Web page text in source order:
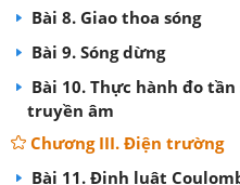
Bài 8. Giao thoa sóng
Bài 9. Sóng dừng
Bài 10. Thực hành đo
truyền âm
Chương III. Điện trường
Bài 11. Định luật